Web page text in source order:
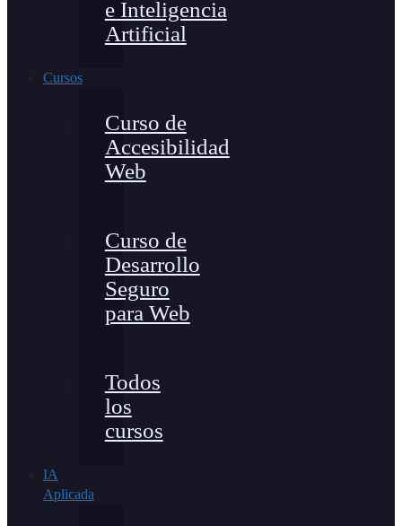
e Inteligencia
Artificial
Cursos
Curso de
Accesibilidad
Web
Curso de
Desarrollo
Seguro
para Web
Todos
los
cursos
IA
Aplicada